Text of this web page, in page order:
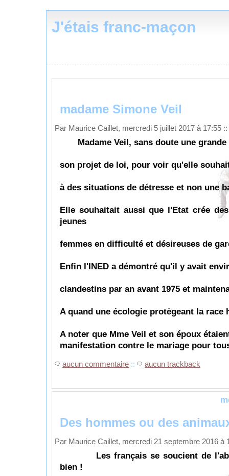
J'étais franc-maçon
madame Simone Veil
Par Maurice Caillet, mercredi 5 juillet 2017 à 17:55 ::
Madame Veil, sans doute une
son projet de loi, pour voir qu'elle
à des situations de détresse et non une
Elle souhaitait aussi que l'Etat crée
jeunes
femmes en difficulté et désireuses de
Enfin l'INED a démontré qu'il y avait
clandestins par an avant 1975 et
A quand une écologie protègeant la race
A noter que Mme Veil et son époux
manifestation contre le mariage pour
aucun commentaire :: aucun trackback
Des hommes ou des
Par Maurice Caillet, mercredi 21 septembre 2016 à
Les français se soucient de
bien !